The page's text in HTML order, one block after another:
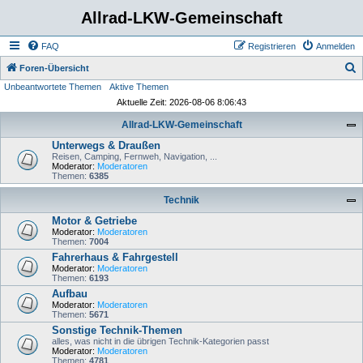
Allrad-LKW-Gemeinschaft
FAQ Anmelden
Registrieren
Foren-Übersicht
Unbeantwortete Themen
Aktive Themen
Aktuelle Zeit: 2026-08-06 8:06:43
Allrad-LKW-Gemeinschaft
Unterwegs & Draußen
Reisen, Camping, Fernweh, Navigation, ...
Moderator: Moderatoren
Themen: 6385
Technik
Motor & Getriebe
Moderator: Moderatoren
Themen: 7004
Fahrerhaus & Fahrgestell
Moderator: Moderatoren
Themen: 6193
Aufbau
Moderator: Moderatoren
Themen: 5671
Sonstige Technik-Themen
alles, was nicht in die übrigen Technik-Kategorien passt
Moderator: Moderatoren
Themen: 4781